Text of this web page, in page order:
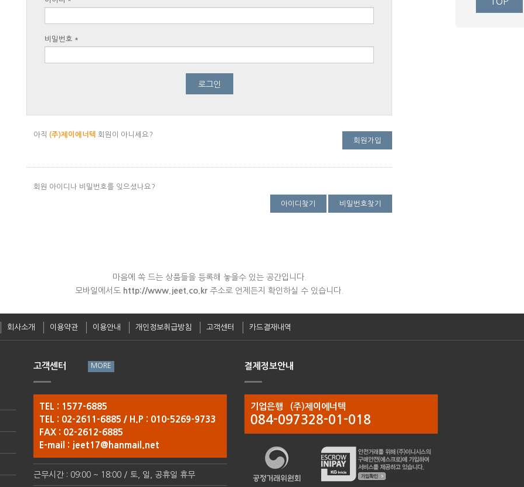
비밀번호 *
아직 (주)제이에너텍 회원이 아니세요?
회원가입
회원 아이디나 비밀번호를 잊으셨나요?
아이디찾기 비밀번호찾기
마음에 쏙 드는 상품들을 등록해 놓을수 있는 공간입니다.
모바일에서도 http://www.jeet.co.kr 주소로 언제든지 확인하실 수 있습니다.
회사소개 이용약관 이용안내 개인정보취급방침 고객센터 카드결재내역
고객센터
TEL : 1577-6885
TEL : 02-2611-6885 / H.P : 010-5269-9733
FAX : 02-2612-6885
E-mail : jeet17@hanmail.net
근무시간 : 09:00 ~ 18:00 / 토, 일, 공휴일 휴무
결제정보안내
기업은행 (주)제이에너텍
084-097328-01-018